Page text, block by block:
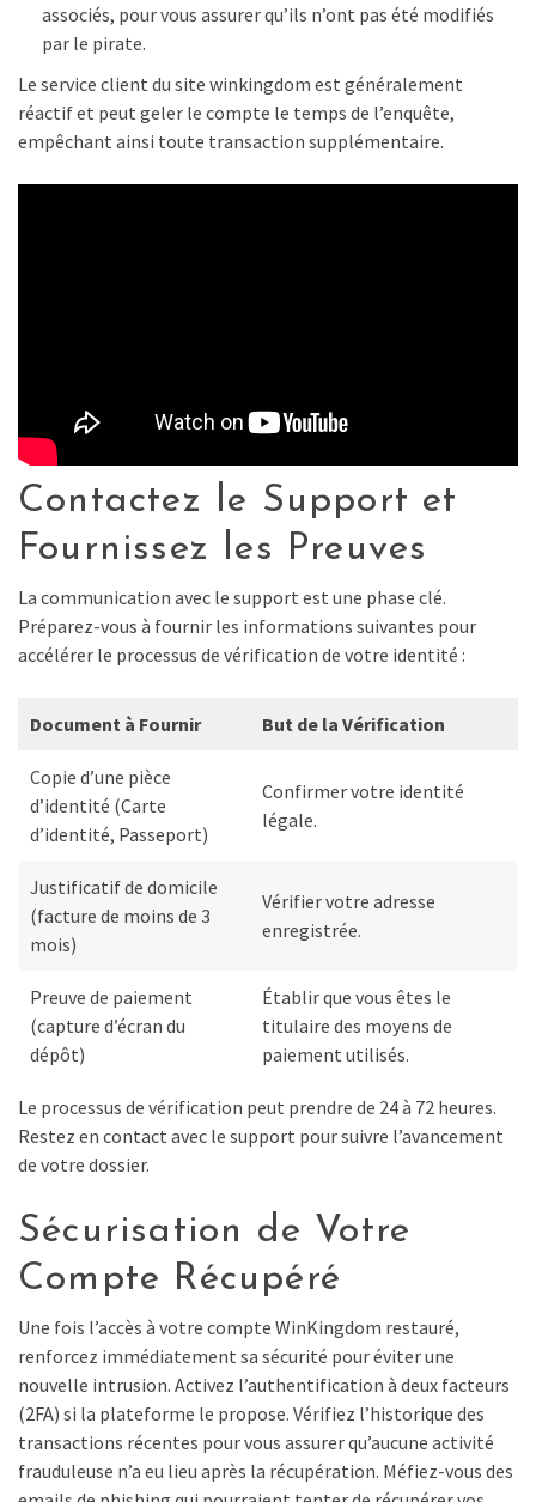
associés, pour vous assurer qu’ils n’ont pas été modifiés
par le pirate.
Le service client du site winkingdom est généralement
réactif et peut geler le compte le temps de l’enquête,
empêchant ainsi toute transaction supplémentaire.
Contactez le Support et
Fournissez les Preuves
La communication avec le support est une phase clé.
Préparez-vous à fournir les informations suivantes pour
accélérer le processus de vérification de votre identité :
Document à Fournir But de la Vérification
Copie d’une pièce
d’identité (Carte
d’identité, Passeport)
Confirmer votre identité
légale.
Justificatif de domicile
(facture de moins de 3
mois)
Vérifier votre adresse
enregistrée.
Preuve de paiement
(capture d’écran du
dépôt)
Établir que vous êtes le
titulaire des moyens de
paiement utilisés.
Le processus de vérification peut prendre de 24 à 72 heures.
Restez en contact avec le support pour suivre l’avancement
de votre dossier.
Sécurisation de Votre
Compte Récupéré
Une fois l’accès à votre compte WinKingdom restauré,
renforcez immédiatement sa sécurité pour éviter une
nouvelle intrusion. Activez l’authentification à deux facteurs
(2FA) si la plateforme le propose. Vérifiez l’historique des
transactions récentes pour vous assurer qu’aucune activité
frauduleuse n’a eu lieu après la récupération. Méfiez-vous des